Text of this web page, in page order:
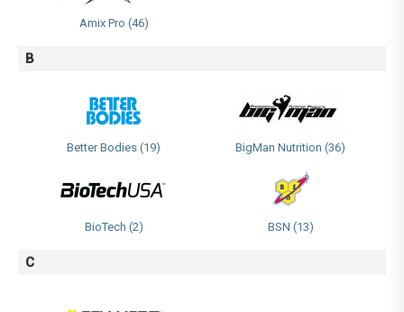
Amix Pro (46)
B
Better Bodies (19) BigMan Nutrition (36)
BioTech (2) BSN (13)
C